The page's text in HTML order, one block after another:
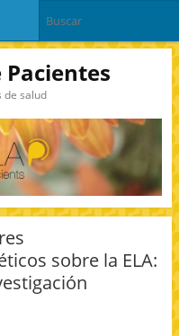
Pacientes
de salud
sobre la ELA: